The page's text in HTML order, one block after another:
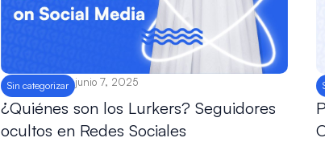
Sin categorizar junio 7, 2025
¿Quiénes son los Lurkers? Seguidores
ocultos en Redes Sociales